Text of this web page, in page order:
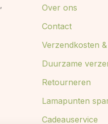
Over ons
Contact
Verzendkosten
Duurzame
Retourneren
Lamapunten
Cadeauservice